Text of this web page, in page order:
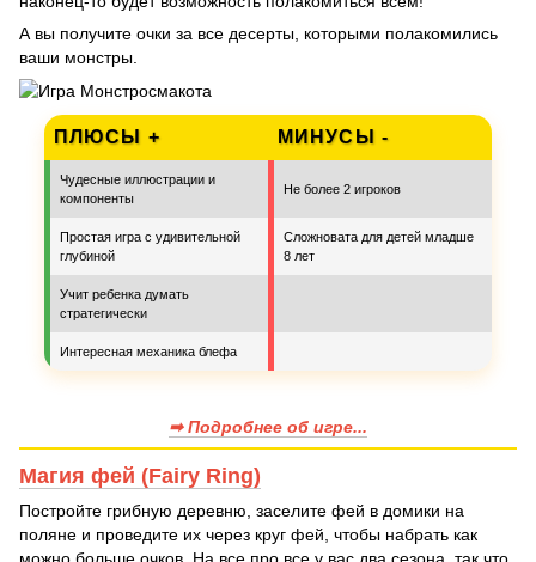
А вы получите очки за все десерты, которыми полакомились
ваши монстры.
ПЛЮСЫ + МИНУСЫ -
Чудесные иллюстрации и
компоненты
Не более 2 игроков
Простая игра с удивительной
глубиной
Сложновата для детей младше
8 лет
Учит ребенка думать
стратегически
Интересная механика блефа
➡ Подробнее об игре...
Магия фей (Fairy Ring)
Постройте грибную деревню, заселите фей в домики на
поляне и проведите их через круг фей, чтобы набрать как